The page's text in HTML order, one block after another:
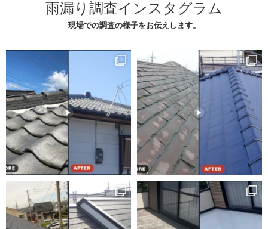
雨漏り調査インスタグラム
現場での調査の様子をお伝えします。